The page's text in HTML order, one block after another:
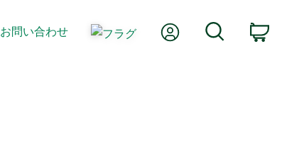
お問い合わせ Myアカウント